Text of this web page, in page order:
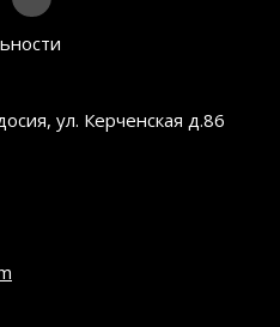
ул. Керченская д.86